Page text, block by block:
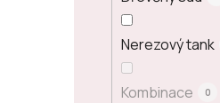
Nerezový tank
Kombinace 0